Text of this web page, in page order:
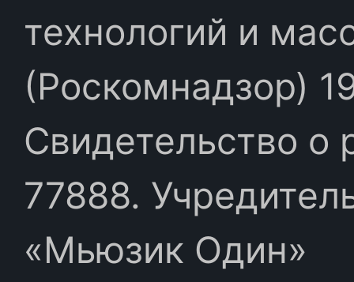
технологий и
(Роскомнадзор)
Свидетельство
77888.
«Мьюзик Один»